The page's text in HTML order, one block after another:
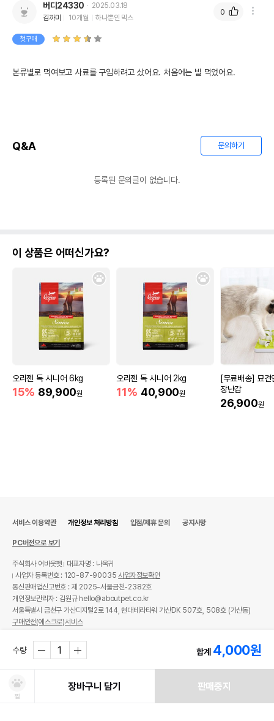
버디24330
2025.03.18
김까미
10개월 하나뿐인 믹스
첫구매
본류별로 먹여보고 사료를 구입하려고 샀어요. 처음에는 빌 먹었어요.
0
Q&A 문의하기
등록된 문의글이 없습니다.
이 상품은 어떠신가요?
오리젠 독 시니어 6kg
15% 89,900원
오리젠 독 시니어 2kg
11% 40,900원
[무료배송] 묘견
장난감
26,900원
수량 합계 4,000원
찜
장바구니 담기 판매중지
서비스 이용약관 개인정보 처리방침 입점/제휴 문의 공지사항
PC버전으로 보기
주식회사 어바웃펫
대표자명 : 나옥귀
사업자 등록번호 : 120-87-90035사업자정보확인
통신판매업신고번호 : 제 2025-서울금천-2382호
개인정보관리자 : 김원규 hello@aboutpet.co.kr
서울특별시 금천구 가산디지털2로 144, 현대테라타워 가산DK 507호, 508호 (가산동)
구매안전(에스크로)서비스